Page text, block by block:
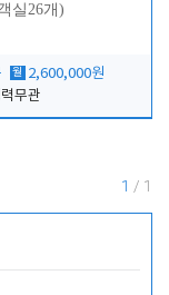
실26개)
월 2,600,000원
무관
1 / 1